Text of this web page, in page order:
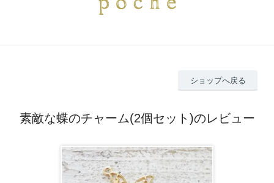
ショップへ戻る
素敵な蝶のチャーム(2個セット)のレビュー